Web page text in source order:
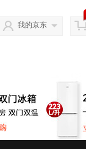
我的京东